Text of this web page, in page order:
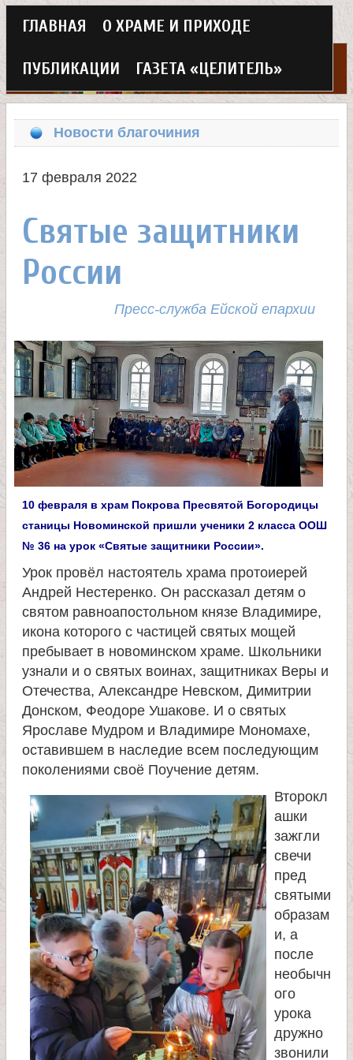
Перейти
к
основному
содержанию
Х
р
м
л
и
к
о
м
у
ч
н
и
к
Г
л
а
в
н
о
е
м
е
ю
ГЛАВНАЯ О ХРАМЕ И ПРИХОДЕ
ПУБЛИКАЦИИ ГАЗЕТА «ЦЕЛИТЕЛЬ»
Новости благочиния
17 февраля 2022
Святые защитники
России
Пресс-служба Ейской епархии
10 февраля в храм Покрова Пресвятой Богородицы
станицы Новоминской пришли ученики 2 класса ООШ
№ 36 на урок «Святые защитники России».
Урок провёл настоятель храма протоиерей
Андрей Нестеренко. Он рассказал детям о
святом равноапостольном князе Владимире,
икона которого с частицей святых мощей
пребывает в новоминском храме. Школьники
узнали и о святых воинах, защитниках Веры и
Отечества, Александре Невском, Димитрии
Донском, Феодоре Ушакове. И о святых
Ярославе Мудром и Владимире Мономахе,
оставившем в наследие всем последующим
поколениями своё Поучение детям.
Второкл
ашки
зажгли
свечи
пред
святыми
образам
и, а
после
необычн
ого
урока
дружно
звонили